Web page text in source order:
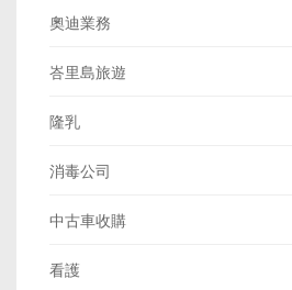
奧迪業務
峇里島旅遊
隆乳
消毒公司
中古車收購
看護